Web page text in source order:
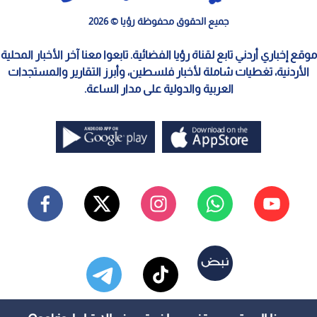
جميع الحقوق محفوظة رؤيا © 2026
موقع إخباري أردني تابع لقناة رؤيا الفضائية. تابعوا معنا آخر الأخبار المحلية
الأردنية، تغطيات شاملة لأخبار فلسطين، وأبرز التقارير والمستجدات
العربية والدولية على مدار الساعة.